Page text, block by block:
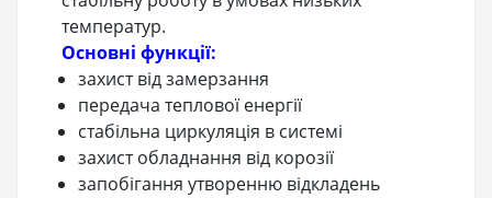
температур.
Основні функції:
захист від замерзання
передача теплової енергії
стабільна циркуляція в системі
захист обладнання від корозії
запобігання утворенню відкладень